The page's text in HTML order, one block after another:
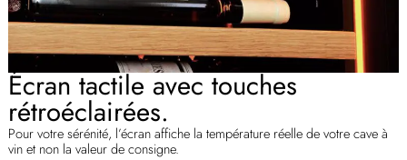
Écran tactile avec touches
rétroéclairées.
Pour votre sérénité, l’écran affiche la température réelle de votre cave à
vin et non la valeur de consigne.